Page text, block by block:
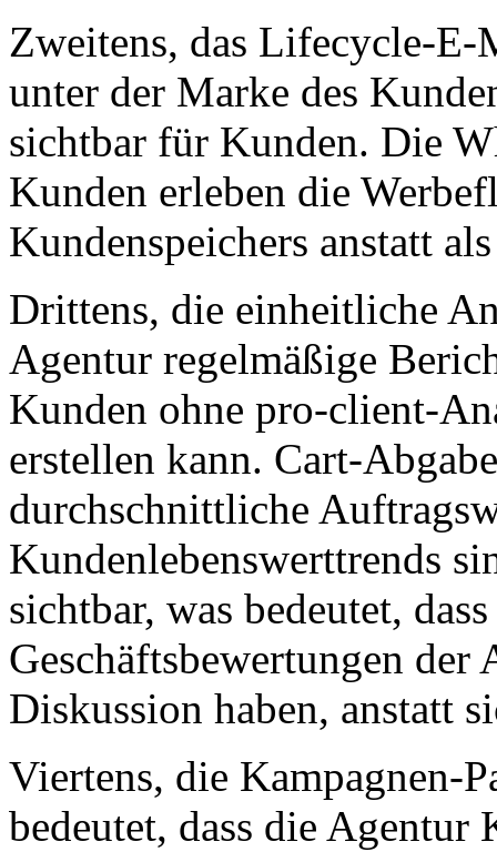
Zweitens, das Lifecycle-
unter der Marke des
sichtbar für Kunden. Die
Kunden erleben die
Kundenspeichers anstatt
Drittens, die einheitliche
Agentur regelmäßige
Kunden ohne pro-client-
erstellen kann. Cart-
durchschnittliche
Kundenlebenswerttrends
sichtbar, was bedeutet,
Geschäftsbewertungen
Diskussion haben, anstatt
Viertens, die Kampagnen-
bedeutet, dass die Agentur